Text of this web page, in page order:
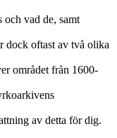
vad de, samt
dock oftast av två olika
området från 1600-
av detta för dig.